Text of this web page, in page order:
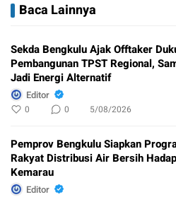
Baca Lainnya
Sekda Bengkulu Ajak Offtaker
Pembangunan TPST Regional,
Jadi Energi Alternatif
Editor
0 0 5/08/2026
Pemprov Bengkulu Siapkan
Rakyat Distribusi Air Bersih
Kemarau
Editor